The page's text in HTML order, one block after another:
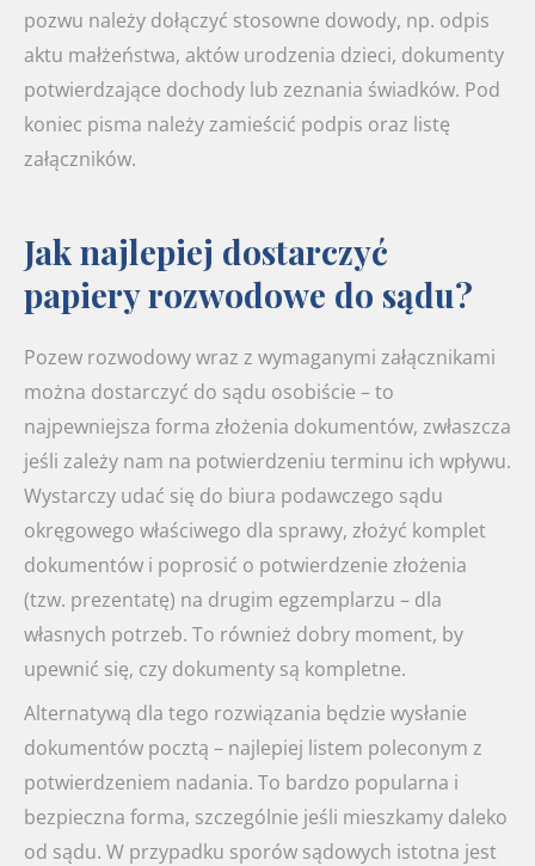
pozwu należy dołączyć stosowne dowody, np. odpis
aktu małżeństwa, aktów urodzenia dzieci, dokumenty
potwierdzające dochody lub zeznania świadków. Pod
koniec pisma należy zamieścić podpis oraz listę
załączników.
Jak najlepiej dostarczyć
papiery rozwodowe do sądu?
Pozew rozwodowy wraz z wymaganymi załącznikami
można dostarczyć do sądu osobiście – to
najpewniejsza forma złożenia dokumentów, zwłaszcza
jeśli zależy nam na potwierdzeniu terminu ich wpływu.
Wystarczy udać się do biura podawczego sądu
okręgowego właściwego dla sprawy, złożyć komplet
dokumentów i poprosić o potwierdzenie złożenia
(tzw. prezentatę) na drugim egzemplarzu – dla
własnych potrzeb. To również dobry moment, by
upewnić się, czy dokumenty są kompletne.
Alternatywą dla tego rozwiązania będzie wysłanie
dokumentów pocztą – najlepiej listem poleconym z
potwierdzeniem nadania. To bardzo popularna i
bezpieczna forma, szczególnie jeśli mieszkamy daleko
od sądu. W przypadku sporów sądowych istotna jest